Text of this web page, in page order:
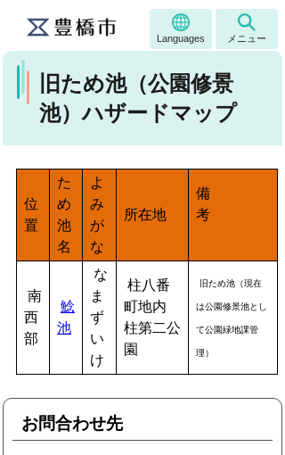
Languages メニュー
旧ため池（公園修景
池）ハザードマップ
位
置
た
め
池
名
よ
み
が
な
所在地
備
考
南
西
部
鯰
池
な
ま
ず
い
け
柱八番
町地内
柱第二公
園
旧ため池（現在
は公園修景池とし
て公園緑地課管
理）
お問合わせ先